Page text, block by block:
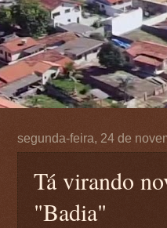
segunda-feira, 24 de
Tá virando
"Badia"